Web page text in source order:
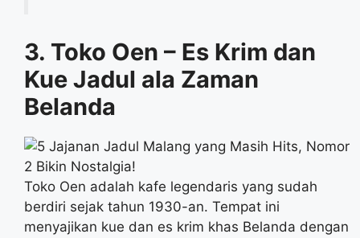
3. Toko Oen – Es Krim dan
Kue Jadul ala Zaman
Belanda
Toko Oen adalah kafe legendaris yang sudah
berdiri sejak tahun 1930-an. Tempat ini
menyajikan kue dan es krim khas Belanda dengan